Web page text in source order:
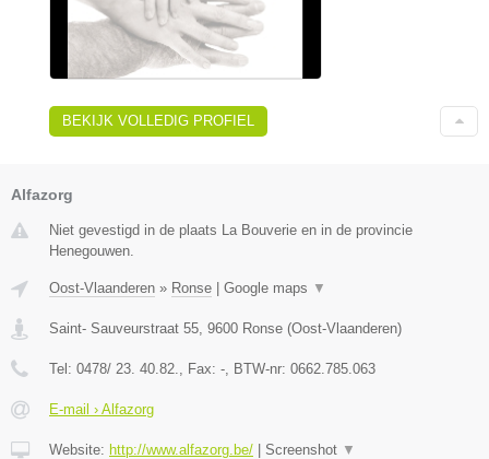
BEKIJK VOLLEDIG PROFIEL
Alfazorg
Niet gevestigd in de plaats La Bouverie en in de provincie
Henegouwen.
Oost-Vlaanderen » Ronse | Google maps ▼
Saint- Sauveurstraat 55 9600 Ronse (Oost-Vlaanderen)
Tel: 0478/ 23. 40.82. , Fax: - , BTW-nr: 0662.785.063
E-mail › Alfazorg
Website: http://www.alfazorg.be/ | Screenshot ▼